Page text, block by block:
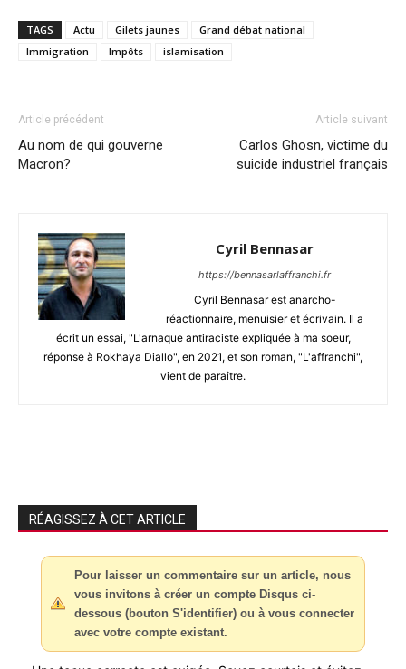
TAGS Actu Gilets jaunes
Grand débat national
Immigration
Impôts islamisation
Article précédent
Au nom de qui gouverne
Macron?
Article suivant
Carlos Ghosn, victime du
suicide industriel français
Cyril Bennasar
https://bennasarlaffranchi.fr
Cyril Bennasar est anarcho-
réactionnaire, menuisier et écrivain. Il a
écrit un essai, "L'arnaque antiraciste expliquée à ma soeur,
réponse à Rokhaya Diallo", en 2021, et son roman, "L'affranchi",
vient de paraître.
RÉAGISSEZ À CET ARTICLE
Pour laisser un commentaire sur un article, nous
vous invitons à créer un compte Disqus ci-
dessous (bouton S'identifier) ou à vous connecter
avec votre compte existant.